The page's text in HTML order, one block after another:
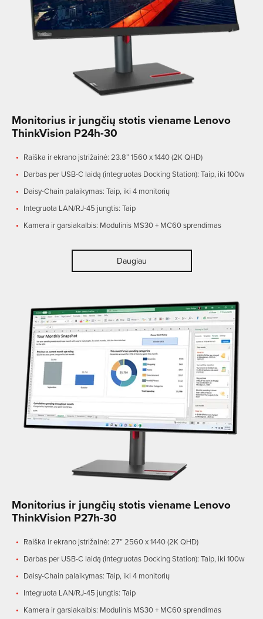
Monitorius ir jungčių stotis viename Lenovo
ThinkVision P24h-30
Raiška ir ekrano įstrižainė: 23.8” 1560 x 1440 (2K QHD)
Darbas per USB-C laidą (integruotas Docking Station): Taip, iki 100w
Daisy-Chain palaikymas: Taip, iki 4 monitorių
Integruota LAN/RJ-45 jungtis: Taip
Kamera ir garsiakalbis: Modulinis MS30 + MC60 sprendimas
Daugiau
Monitorius ir jungčių stotis viename Lenovo
ThinkVision P27h-30
Raiška ir ekrano įstrižainė: 27” 2560 x 1440 (2K QHD)
Darbas per USB-C laidą (integruotas Docking Station): Taip, iki 100w
Daisy-Chain palaikymas: Taip, iki 4 monitorių
Integruota LAN/RJ-45 jungtis: Taip
Kamera ir garsiakalbis: Modulinis MS30 + MC60 sprendimas